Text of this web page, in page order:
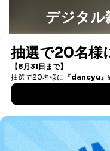
たはその代理人か
（内容の訂正、追
に対応させていただ
個人情報は「マイペ
で、訂正、追加、
す。マイページをご
つきましては、下
ただいた個人情報の
番号、金融機関の名
期限など、商品の
情報に変更があっ
デジタル
書籍）